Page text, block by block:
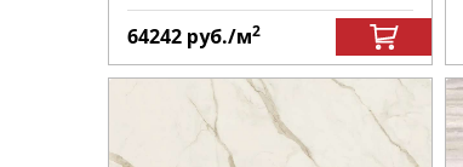
64242 руб./м2